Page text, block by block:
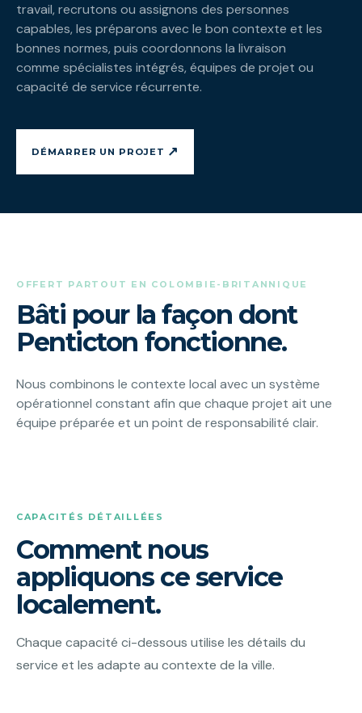
travail, recrutons ou assignons des personnes
capables, les préparons avec le bon contexte et les
bonnes normes, puis coordonnons la livraison
comme spécialistes intégrés, équipes de projet ou
capacité de service récurrente.
DÉMARRER UN PROJET ↗
OFFERT PARTOUT EN COLOMBIE-BRITANNIQUE
Bâti pour la façon dont
Penticton fonctionne.
Nous combinons le contexte local avec un système
opérationnel constant afin que chaque projet ait une
équipe préparée et un point de responsabilité clair.
CAPACITÉS DÉTAILLÉES
Comment nous
appliquons ce service
localement.
Chaque capacité ci-dessous utilise les détails du
service et les adapte au contexte de la ville.